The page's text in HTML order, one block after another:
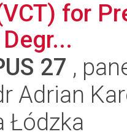
for
27 ,
Adrian
Łódzka